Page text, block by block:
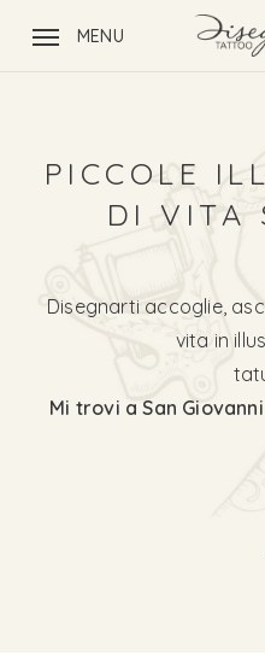
MENU
PICCOLE
DI VITA
Disegnarti accoglie,
vita in
Mi trovi a San